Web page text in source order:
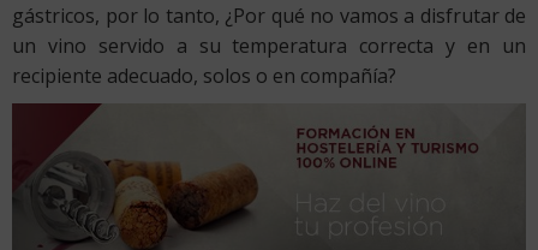
gástricos, por lo tanto, ¿Por qué no vamos a disfrutar de
un vino servido a su temperatura correcta y en un
recipiente adecuado, solos o en compañía?